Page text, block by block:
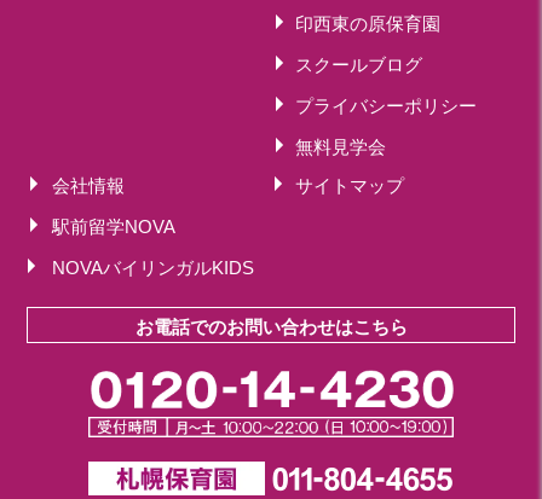
印西東の原保育園
スクールブログ
プライバシーポリシー
無料見学会
会社情報
サイトマップ
駅前留学NOVA
NOVAバイリンガルKIDS
お電話でのお問い合わせはこちら